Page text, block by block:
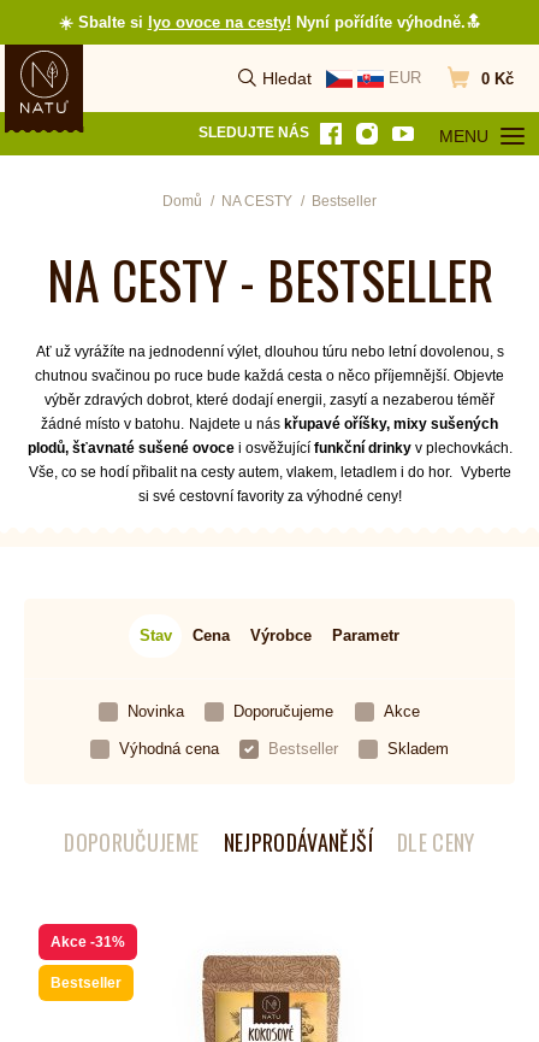
☀️ Sbalte si lyo ovoce na cesty! Nyní pořídíte výhodně.🔝
Hledat
Vyhledat
EUR
Přejít do
0 Kč
SLEDUJTE NÁS MENU
OTEVŘÍT
Domů NA CESTY Bestseller
NA CESTY - BESTSELLER
Ať už vyrážíte na jednodenní výlet, dlouhou túru nebo letní dovolenou, s
chutnou svačinou po ruce bude každá cesta o něco příjemnější. Objevte
výběr zdravých dobrot, které dodají energii, zasytí a nezaberou téměř
žádné místo v batohu.
Najdete u nás křupavé oříšky, mixy sušených
plodů, šťavnaté sušené ovoce i osvěžující funkční drinkyv plechovkách.
Vše, co se hodí přibalit na cesty autem, vlakem, letadlem i do hor.
Vyberte
si své cestovní favority za výhodné ceny!
Stav Cena Výrobce Parametr
Novinka Doporučujeme Akce
Výhodná cena Bestseller Skladem
DOPORUČUJEME NEJPRODÁVANĚJŠÍ DLE CENY
Akce -31%
Bestseller